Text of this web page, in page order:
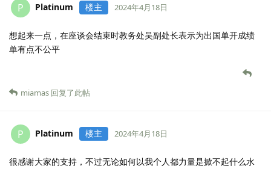
P Platinum 楼主 2024年4月18日
想起来一点，在座谈会结束时教务处吴副处长表示为出国单开成绩
单有点不公平
miamas 回复了此帖
P Platinum 楼主 2024年4月18日
很感谢大家的支持，不过无论如何以我个人都力量是掀不起什么水